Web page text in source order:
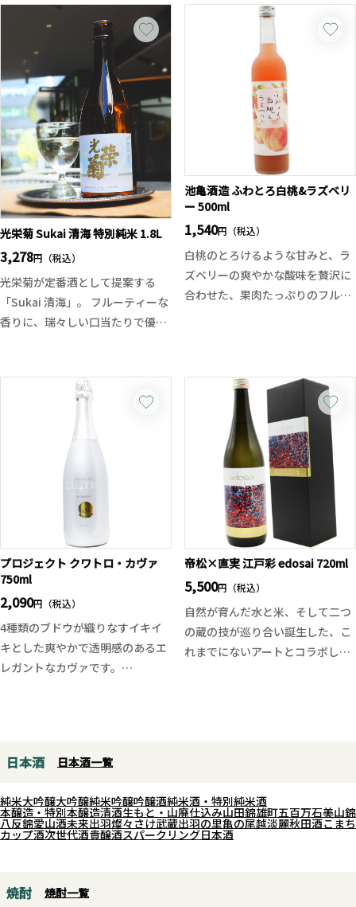
アルコール14%のやや柔らかい設
計に変更。酵母は無添加。自然発
酵により、土地と米の個性がピュ
アに表現されています。
青りんご系の爽やかな香りがあ
り、スッキリさとしっかりとした
酸によってドライな印象。そして
アルコール度数14%の程良いボリ
ューム感。海の幸と相性が良さそ
うな、ドライさとアルコール度数
を感じつつ、綺麗に調和している
一本です。
の多くが6号酵母以降の系譜に連
なる中、あえて黎明期の酵母に立
ち返ることで、かつての酒造りに
新たな光を当てた一本です。
4号酵母ならではの穏やかな香り
と柔らかな旨味、落ち着いた酸味
が調和し、どこか懐かしさを感じ
させる味わい。華やかさを追い求
める現代的な酒質とは異なり、じ
っくりと旨味を楽しめる奥行きの
ある仕上がりとなっています。
冷蔵技術のなかった時代の酒造り
に思いを馳せ、「常温で飲むこ
と」を前提に設計されたのもこの
酒の大きな特徴。温度が上がるこ
光栄菊 Sukai 清海 特別純米 1.8L
3,278円（税込）
光栄菊が定番酒として提案する
「Sukai 清海」。 フルーティーな
香りに、瑞々しい口当たりで優し
後口は程良い酸が現れ爽快感ある
後口。穏やかな飲み心地と食中適
性を追求した、透明感のある特別
味わいの安定感と落ち着きがあ
り、和食全般はもちろん、素材の
味を生かした料理と好相性。度数
も13%と飲み疲れせず、杯を重ね
たくなる毎日の食中酒としてお勧
めの一本です。
池亀酒造 ふわとろ白桃&ラズベリ
ー 500ml
1,540円（税込）
白桃のとろけるような甘みと、ラ
ズベリーの爽やかな酸味を贅沢に
合わせた、果肉たっぷりのフルー
ーツを味わっているかのような贅
沢な一本です。
白桃のやさしい甘みをラズベリー
の心地よい酸味が引き締め、甘す
ぎずバランスの良い味わいに仕上
がっています。アルコール度数は
7％と軽やかで、お酒が苦手な方
にも親しみやすく、女子会や食後
のデザート感覚でもお楽しみいた
だけます。
香料・着色料・保存料・酸化防止
剤を使用せず、果実本来の美味し
さをそのまま表現。よく振ってか
ら、冷やしてストレートやロック
で味わうのがおすすめです。ソー
プロジェクト クワトロ・カヴァ
750ml
2,090円（税込）
4種類のブドウが織りなすイキイ
キとした爽やかで透明感のあるエ
レガントなカヴァです。
ダ、シャルドネを使って造られる
す。「クロ・モンブラン」は3つ
星レストランにもオンリストされ
シュの旗手と言われるだけのこと
帝松×直実 江戸彩 edosai 720ml
5,500円（税込）
自然が育んだ水と米、そして二つ
の蔵の技が巡り合い誕生した、こ
れまでにないアートとコラボし
ス、奥行きのある飲み口、そして
余韻に心地よい甘味と酸味が食事
日本酒 日本酒一覧
純米大吟醸大吟醸純米吟醸吟醸酒純米酒・特別純米酒
本醸造・特別本醸造清酒生もと・山廃仕込み山田錦雄町五百万石美山錦
八反錦愛山酒未来出羽燦々さけ武蔵出羽の里亀の尾越淡麗秋田酒こまち
カップ酒次世代酒貴醸酒スパークリング日本酒
焼酎 焼酎一覧